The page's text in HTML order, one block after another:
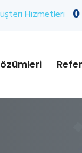
Hizmetleri